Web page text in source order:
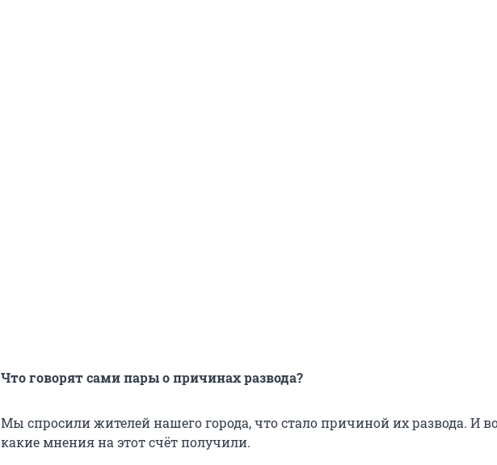
Что говорят сами пары о причинах развода?
Мы спросили жителей нашего города, что стало причиной их развода. И
какие мнения на этот счёт получили.